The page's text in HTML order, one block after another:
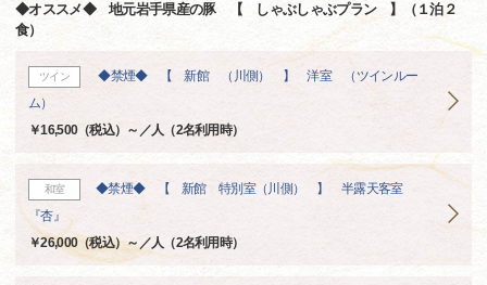
◆オススメ◆ 地元岩手県産の豚 【 しゃぶしゃぶプラン 】（１泊２
食）
ツイン
◆禁煙◆ 【 新館 （川側） 】 洋室 （ツインルー
ム）
￥16,500（税込）～／人（2名利用時）
和室
◆禁煙◆ 【 新館 特別室（川側） 】 半露天客室
『杏』
￥26,000（税込）～／人（2名利用時）